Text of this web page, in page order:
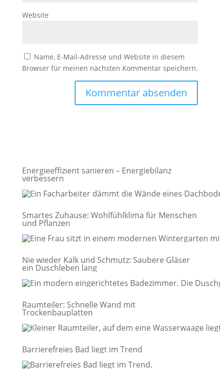
Website
Name, E-Mail-Adresse und Website in diesem
Browser für meinen nächsten Kommentar speichern.
Energieeffizient sanieren – Energiebilanz
verbessern
Smartes Zuhause: Wohlfühlklima für Menschen
und Pflanzen
Nie wieder Kalk und Schmutz: Saubere Gläser
ein Duschleben lang
Raumteiler: Schnelle Wand mit
Trockenbauplatten
Barrierefreies Bad liegt im Trend